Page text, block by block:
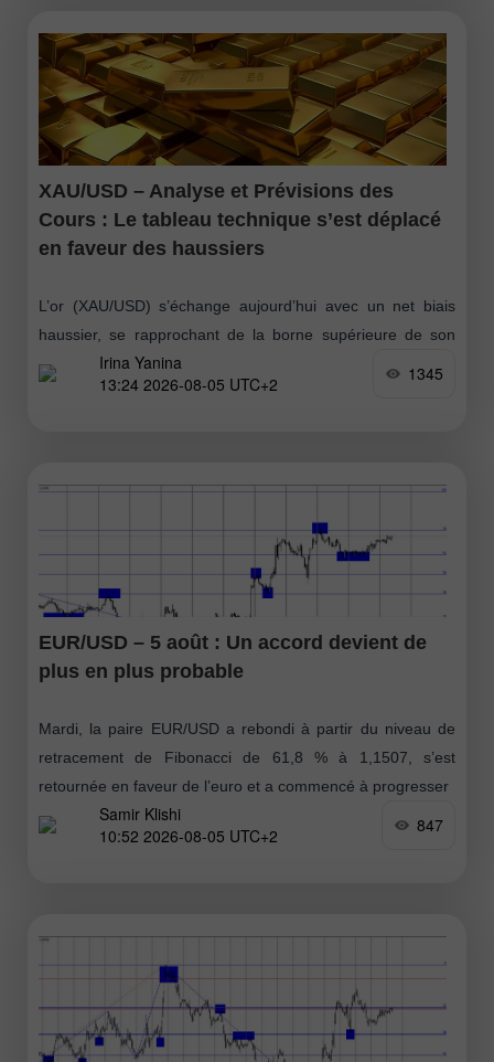
XAU/USD – Analyse et Prévisions des
Cours : Le tableau technique s’est déplacé
en faveur des haussiers
L’or (XAU/USD) s’échange aujourd’hui avec un net biais
haussier, se rapprochant de la borne supérieure de son
range mensuel. D’un point de vue technique, la cassure
intraday au-dessus
Irina Yanina
13:24 2026-08-05 UTC+2
1345
EUR/USD – 5 août : Un accord devient de
plus en plus probable
Mardi, la paire EUR/USD a rebondi à partir du niveau de
retracement de Fibonacci de 61,8 % à 1,1507, s’est
retournée en faveur de l’euro et a commencé à progresser
Samir Klishi
10:52 2026-08-05 UTC+2
847